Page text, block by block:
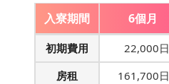
入寮期間 6個月
初期費用 22,000
房租
161,700